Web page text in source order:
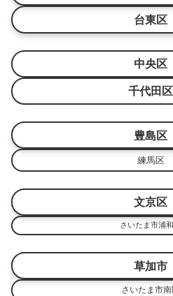
台東区
中央区
千代田区
豊島区
練馬区
文京区
さいたま市浦
草加市
さいたま市